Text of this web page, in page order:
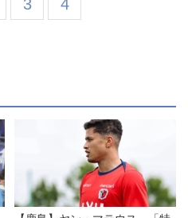
3 4